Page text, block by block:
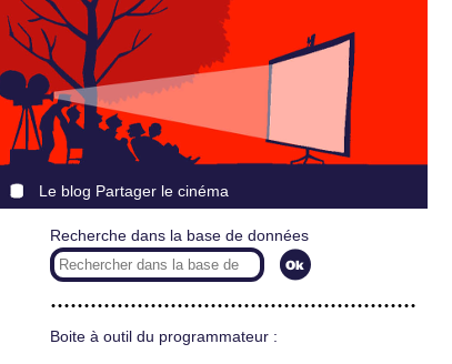
Le blog Partager le cinéma
Recherche dans la base de données
Boite à outil du programmateur :